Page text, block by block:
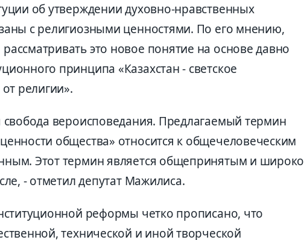
об утверждении духовно-нравственных
с религиозными ценностями. По его мнению,
это новое понятие на основе давно
принципа «Казахстан - светское
религии».
свобода вероисповедания. Предлагаемый термин
общества» относится к общечеловеческим
Этот термин является общепринятым и широко
- отметил депутат Мажилиса.
реформы четко прописано, что
технической и иной творческой